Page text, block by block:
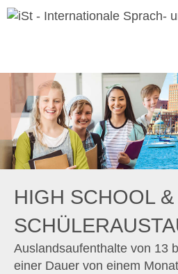
HIGH SCHOOL &
Auslandsaufenthalte von 13
einer Dauer von einem